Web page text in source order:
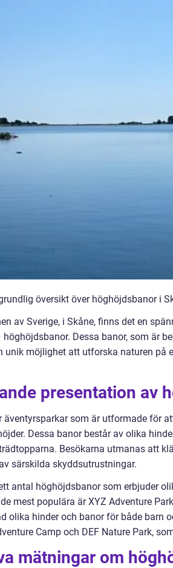
översikt över höghöjdsbanor i
av Sverige, i Skåne, finns det en
Dessa banor, som är
unik möjlighet att utforska naturen på
presentation av
äventyrsparkar som är utformade för
Dessa banor består av olika
Besökarna utmanas att
särskilda skyddsutrustningar.
antal höghöjdsbanor som erbjuder
mest populära är XYZ Adventure
olika hinder och banor för både barn
Camp och DEF Nature Park,
mätningar om